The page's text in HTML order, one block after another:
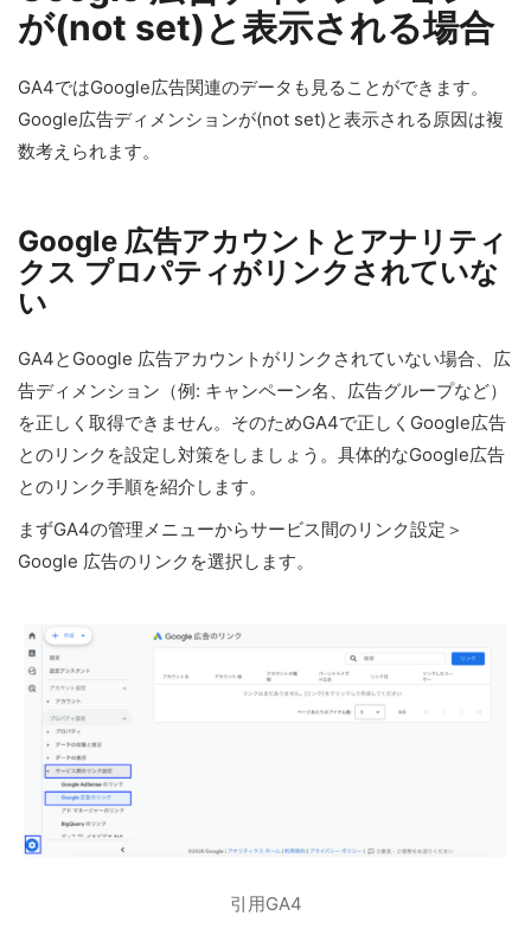
が(not set)と表示される場合
GA4ではGoogle広告関連のデータも見ることができます。
Google広告ディメンションが(not set)と表示される原因は複
数考えられます。
Google 広告アカウントとアナリティ
クス プロパティがリンクされていな
い
GA4とGoogle 広告アカウントがリンクされていない場合、広
告ディメンション（例: キャンペーン名、広告グループなど）
を正しく取得できません。そのためGA4で正しくGoogle広告
とのリンクを設定し対策をしましょう。具体的なGoogle広告
とのリンク手順を紹介します。
まずGA4の管理メニューからサービス間のリンク設定＞
Google 広告のリンクを選択します。
引用GA4